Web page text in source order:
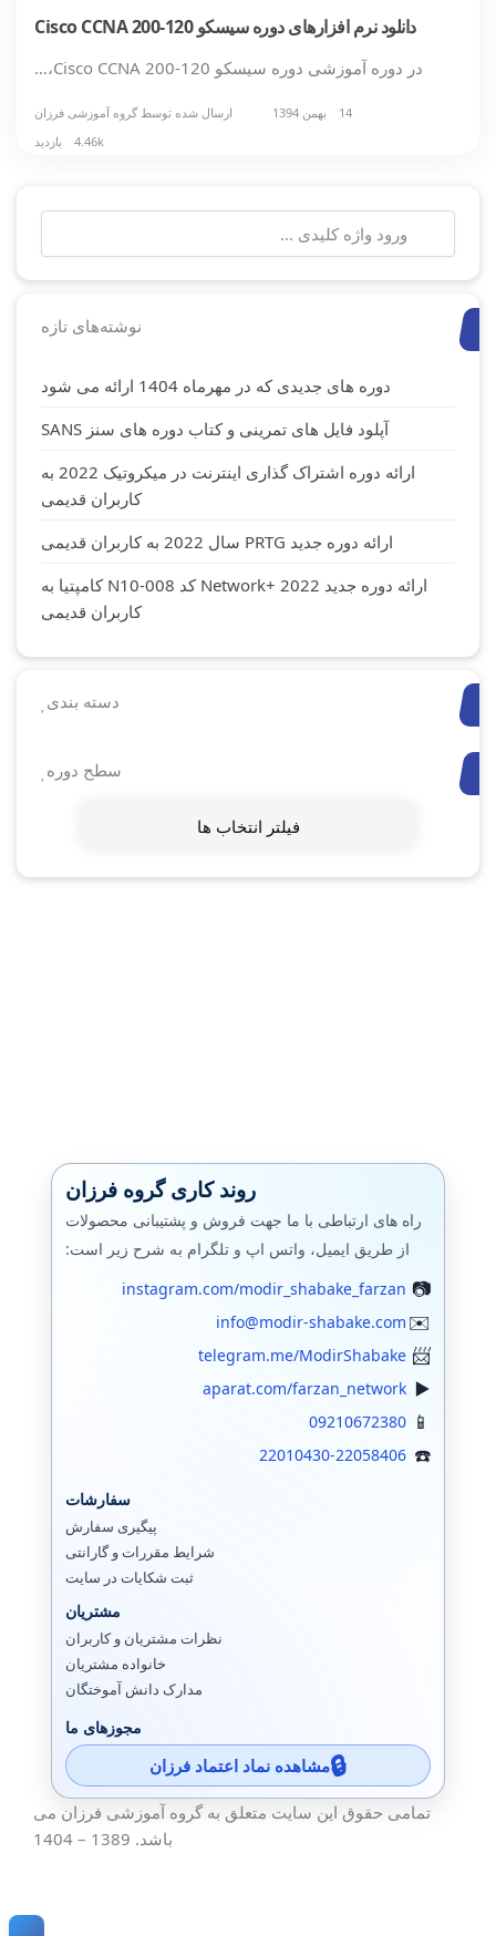
دانلود نرم افزارهای دوره سیسکو Cisco CCNA 200-120
در دوره آموزشی دوره سیسکو Cisco CCNA 200-120،…
14 بهمن 1394 ارسال شده توسط گروه آموزشی فرزان
4.46k بازدید
نوشته‌های تازه
دوره های جدیدی که در مهرماه 1404 ارائه می شود
آپلود فایل های تمرینی و کتاب دوره های سنز SANS
ارائه دوره اشتراک گذاری اینترنت در میکروتیک 2022 به
کاربران قدیمی
ارائه دوره جدید PRTG سال 2022 به کاربران قدیمی
ارائه دوره جدید Network+ 2022 کد N10-008 کامپتیا به
کاربران قدیمی
دسته بندی
سطح دوره
فیلتر انتخاب ها
روند کاری گروه فرزان
راه های ارتباطی با ما جهت فروش و پشتیبانی محصولات
از طریق ایمیل، واتس اپ و تلگرام به شرح زیر است:
instagram.com/modir_shabake_farzan
info@modir-shabake.com
telegram.me/ModirShabake
aparat.com/farzan_network
09210672380
22010430-22058406
سفارشات
پیگیری سفارش
شرایط مقررات و گارانتی
ثبت شکایات در سایت
مشتریان
نظرات مشتریان و کاربران
خانواده مشتریان
مدارک دانش آموختگان
مجوزهای ما
مشاهده نماد اعتماد فرزان
تمامی حقوق این سایت متعلق به گروه آموزشی فرزان می
باشد. 1389 – 1404